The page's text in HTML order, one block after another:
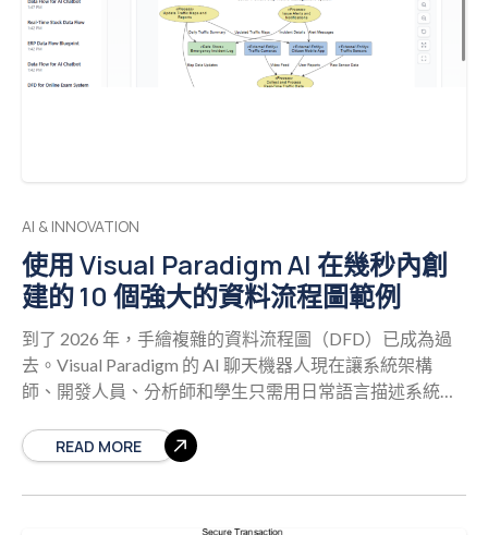
AI & INNOVATION
使用 Visual Paradigm AI 在幾秒內創
建的 10 個強大的資料流程圖範例
到了 2026 年，手繪複雜的資料流程圖（DFD）已成為過
去。Visual Paradigm 的 AI 聊天機器人現在讓系統架構
師、開發人員、分析師和學生只需用日常語言描述系統，
能。 這款智慧AI 資料流程圖生成器能理解上下文，正確應
用 DFD 標記法，平衡資料流，並產出可立即使用的圖表
——完全不需要設計技能。 為何 Visual Paradigm AI 聊天機
READ MORE